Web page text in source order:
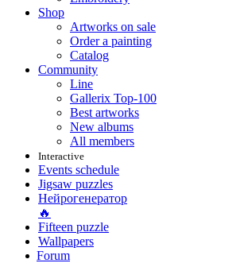
Shop
Artworks on sale
Order a painting
Catalog
Community
Line
Gallerix Top-100
Best artworks
New albums
All members
Interactive
Events schedule
Jigsaw puzzles
Нейрогенератор
🔥
Fifteen puzzle
Wallpapers
Forum